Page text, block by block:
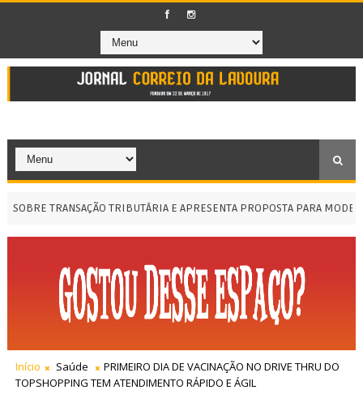
TRANSAÇÃO TRIBUTÁRIA E APRESENTA PROPOSTA PARA
Início Saúde
PRIMEIRO DIA DE VACINAÇÃO NO DRIVE THRU DO
TOPSHOPPING TEM ATENDIMENTO RÁPIDO E ÁGIL